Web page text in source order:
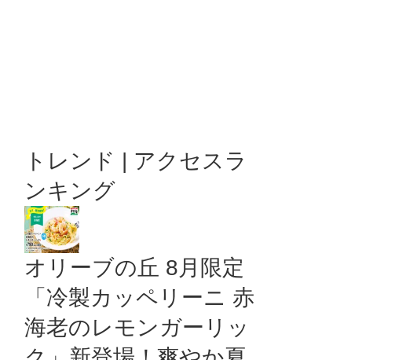
トレンド | アクセスラ
ンキング
オリーブの丘 8月限定
「冷製カッペリーニ 赤
海老のレモンガーリッ